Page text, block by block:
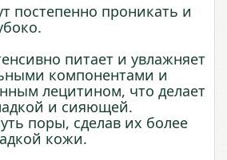
постепенно проникать и
питает и увлажняет
компонентами и
лецитином, что делает
и сияющей.
поры, сделав их более
кожи.